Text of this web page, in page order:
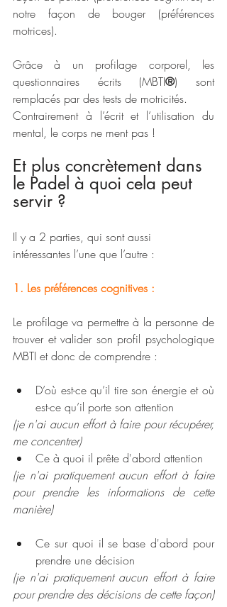
notre façon de bouger (préférences
motrices).
Grâce à un profilage corporel, les
questionnaires écrits (MBTI®) sont
remplacés par des tests de motricités.
Contrairement à l’écrit et l’utilisation du
mental, le corps ne ment pas !
Et plus concrètement dans
le Padel à quoi cela peut
servir ?
Il y a 2 parties, qui sont aussi
intéressantes l’une que l’autre :
1. Les préférences cognitives :
Le profilage va permettre à la personne de
trouver et valider son profil psychologique
MBTI et donc de comprendre :
D’où est-ce qu’il tire son énergie et où
est-ce qu’il porte son attention
(je n'ai aucun effort à faire pour récupérer,
me concentrer)
Ce à quoi il prête d'abord attention
(je n'ai pratiquement aucun effort à faire
pour prendre les informations de cette
manière)
Ce sur quoi il se base d'abord pour
prendre une décision
(je n'ai pratiquement aucun effort à faire
pour prendre des décisions de cette façon)